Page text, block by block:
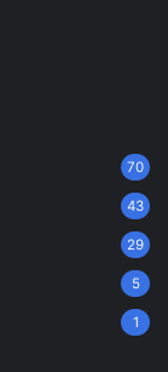
70
43
29
5
1